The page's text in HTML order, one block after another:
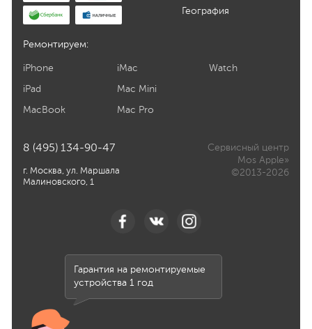
География
Ремонтируем:
iPhone
iPad
MacBook
iMac
Mac Mini
Mac Pro
Watch
8 (495) 134-90-47
г. Москва, ул. Маршала
Малиновского, 1
Сервисный центр
Mos Apple»
©2013-2026
Гарантия на ремонтируемые
устройства 1 год